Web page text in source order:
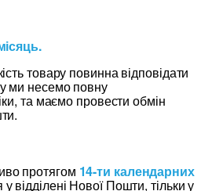
товару повинна відповідати
ми несемо повну
та маємо провести обмін
протягом 14-ти календарних
відділені Нової Пошти, тільки у